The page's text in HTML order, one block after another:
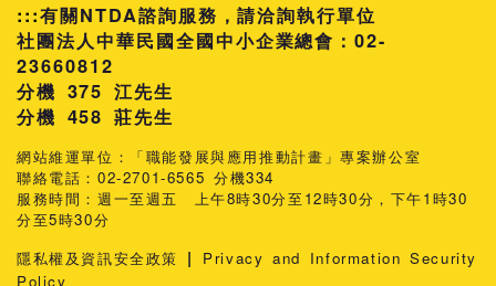
:::有關NTDA諮詢服務，請洽詢執行單位
社團法人中華民國全國中小企業總會：02-
23660812
分機 375 江先生
458 莊先生
網站維運單位：「職能發展與應用推動計畫」專案辦公室
聯絡電話：02-2701-6565 分機334
服務時間：週一至週五 上午8時30分至12時30分，下午1時30
分至5時30分
隱私權及資訊安全政策 |
Privacy and Information Security
Policy